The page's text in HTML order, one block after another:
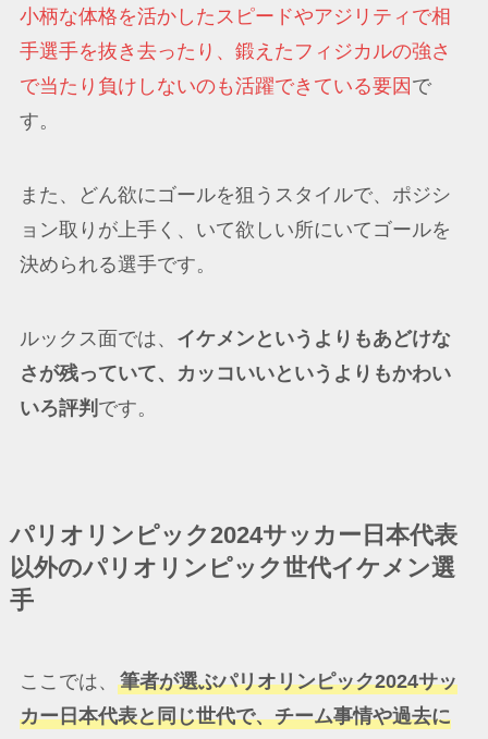
小柄な体格を活かしたスピードやアジリティで相
手選手を抜き去ったり、鍛えたフィジカルの強さ
で当たり負けしないのも活躍できている要因 で
す。
また、どん欲にゴールを狙うスタイルで、ポジシ
ョン取りが上手く、いて欲しい所にいてゴールを
決められる選手です。
ルックス面では、 イケメンというよりもあどけな
さが残っていて、カッコいいというよりもかわい
いろ評判 です。
パリオリンピック2024サッカー日本代表
以外のパリオリンピック世代イケメン選
手
ここでは、 筆者が選ぶパリオリンピック2024サッ
カー日本代表と同じ世代で、チーム事情や過去に